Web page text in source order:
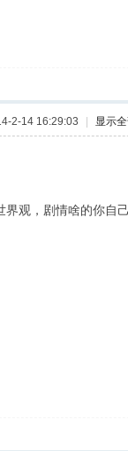
2-14 16:29:03 | 显示
观，剧情啥的你自